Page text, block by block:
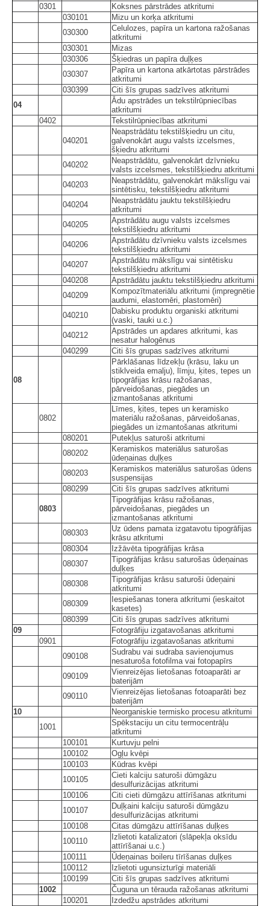
0301
Koksnes pārstrādes atkritumi
030101
Mizu un korķa atkritumi
030300
Celulozes, papīra un kartona ražošanas
atkritumi
030301
Mizas
030306
Šķiedras un papīra duļķes
030307
Papīra un kartona atkārtotas pārstrādes
atkritumi
030399
Citi šīs grupas sadzīves atkritumi
04
Ādu apstrādes un tekstilrūpniecības
atkritumi
0402
Tekstilrūpniecības atkritumi
040201
Neapstrādātu tekstilšķiedru un citu,
galvenokārt augu valsts izcelsmes,
šķiedru atkritumi
040202
Neapstrādātu, galvenokārt dzīvnieku
valsts izcelsmes, tekstilšķiedru atkritumi
040203
Neapstrādātu, galvenokārt mākslīgu vai
sintētisku, tekstilšķiedru atkritumi
040204
Neapstrādātu jauktu tekstilšķiedru
atkritumi
040205
Apstrādātu augu valsts izcelsmes
tekstilšķiedru atkritumi
040206
Apstrādātu dzīvnieku valsts izcelsmes
tekstilšķiedru atkritumi
040207
Apstrādātu mākslīgu vai sintētisku
tekstilšķiedru atkritumi
040208
Apstrādātu jauktu tekstilšķiedru atkritumi
040209
Kompozītmateriālu atkritumi (impregnētie
audumi, elastomēri, plastomēri)
040210
Dabisku produktu organiski atkritumi
(vaski, tauki u.c.)
040212
Apstrādes un apdares atkritumi, kas
nesatur halogēnus
040299
Citi šīs grupas sadzīves atkritumi
08
Pārklāšanas līdzekļu (krāsu, laku un
stiklveida emalju), līmju, ķites, tepes un
tipogrāfijas krāsu ražošanas,
pārveidošanas, piegādes un
izmantošanas atkritumi
0802
Līmes, ķites, tepes un keramisko
materiālu ražošanas, pārveidošanas,
piegādes un izmantošanas atkritumi
080201
Putekļus saturoši atkritumi
080202
Keramiskos materiālus saturošas
ūdeņainas duļķes
080203
Keramiskos materiālus saturošas ūdens
suspensijas
080299
Citi šīs grupas sadzīves atkritumi
0803
Tipogrāfijas krāsu ražošanas,
pārveidošanas, piegādes un
izmantošanas atkritumi
080303
Uz ūdens pamata izgatavotu tipogrāfijas
krāsu atkritumi
080304
Izžāvēta tipogrāfijas krāsa
080307
Tipogrāfijas krāsu saturošas ūdeņainas
duļķes
080308
Tipogrāfijas krāsu saturoši ūdeņaini
atkritumi
080309
Iespiešanas tonera atkritumi (ieskaitot
kasetes)
080399
Citi šīs grupas sadzīves atkritumi
09
Fotogrāfiju izgatavošanas atkritumi
0901
Fotogrāfiju izgatavošanas atkritumi
090108
Sudrabu vai sudraba savienojumus
nesaturoša fotofilma vai fotopapīrs
090109
Vienreizējas lietošanas fotoaparāti ar
baterijām
090110
Vienreizējas lietošanas fotoaparāti bez
baterijām
10
Neorganiskie termisko procesu atkritumi
1001
Spēkstaciju un citu termocentrāļu
atkritumi
100101
Kurtuvju pelni
100102
Ogļu kvēpi
100103
Kūdras kvēpi
100105
Cieti kalciju saturoši dūmgāzu
desulfurizācijas atkritumi
100106
Citi cieti dūmgāzu attīrīšanas atkritumi
100107
Duļķaini kalciju saturoši dūmgāzu
desulfurizācijas atkritumi
100108
Citas dūmgāzu attīrīšanas duļķes
100110
Izlietoti katalizatori (slāpekļa oksīdu
attīrīšanai u.c.)
100111
Ūdeņainas boileru tīrīšanas duļķes
100112
Izlietoti ugunsizturīgi materiāli
100199
Citi šīs grupas sadzīves atkritumi
1002
Čuguna un tērauda ražošanas atkritumi
100201
Izdedžu apstrādes atkritumi